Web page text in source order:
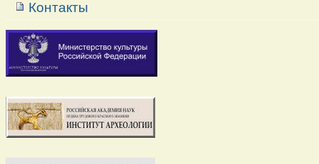
Контакты